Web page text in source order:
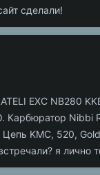
сделали!
EXC NB280
Карбюратор
KMC, 520,
я лично